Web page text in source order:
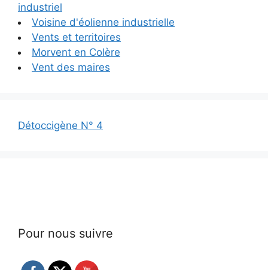
industriel
Voisine d'éolienne industrielle
Vents et territoires
Morvent en Colère
Vent des maires
Détoccigène N° 4
Pour nous suivre